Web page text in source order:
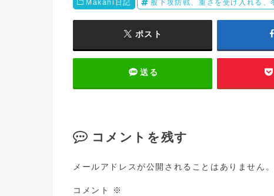
Makani日記 股下攻防戦、重さを受け入れる、
ポスト
送る
コメントを残す
メールアドレスが公開されることはありません。
コメント ※